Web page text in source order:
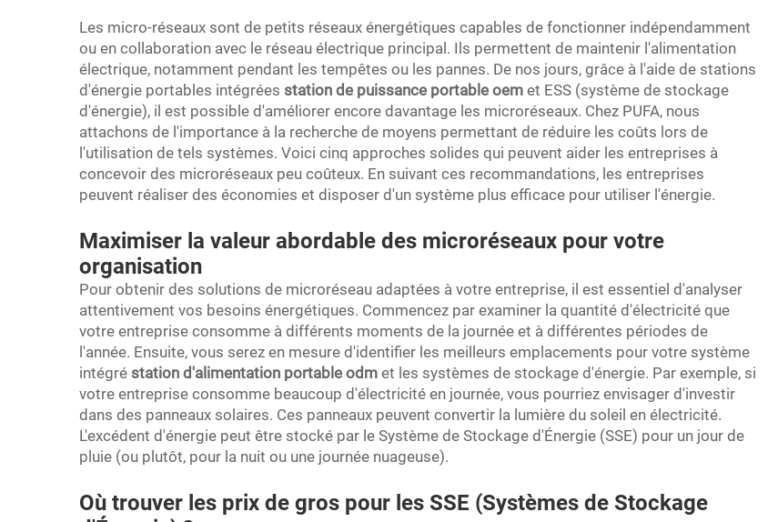
Les micro-réseaux sont de petits réseaux énergétiques capables de fonctionner indépendamment
ou en collaboration avec le réseau électrique principal. Ils permettent de maintenir l'alimentation
électrique, notamment pendant les tempêtes ou les pannes. De nos jours, grâce à l'aide de stations
d'énergie portables intégrées station de puissance portable oem et ESS (système de stockage
d'énergie), il est possible d'améliorer encore davantage les microréseaux. Chez PUFA, nous
attachons de l'importance à la recherche de moyens permettant de réduire les coûts lors de
l'utilisation de tels systèmes. Voici cinq approches solides qui peuvent aider les entreprises à
concevoir des microréseaux peu coûteux. En suivant ces recommandations, les entreprises
peuvent réaliser des économies et disposer d'un système plus efficace pour utiliser l'énergie.
Maximiser la valeur abordable des microréseaux pour votre
organisation
Pour obtenir des solutions de microréseau adaptées à votre entreprise, il est essentiel d'analyser
attentivement vos besoins énergétiques. Commencez par examiner la quantité d'électricité que
votre entreprise consomme à différents moments de la journée et à différentes périodes de
l'année. Ensuite, vous serez en mesure d'identifier les meilleurs emplacements pour votre système
intégré station d'alimentation portable odm et les systèmes de stockage d'énergie. Par exemple, si
votre entreprise consomme beaucoup d'électricité en journée, vous pourriez envisager d'investir
dans des panneaux solaires. Ces panneaux peuvent convertir la lumière du soleil en électricité.
L'excédent d'énergie peut être stocké par le Système de Stockage d'Énergie (SSE) pour un jour de
pluie (ou plutôt, pour la nuit ou une journée nuageuse).
Où trouver les prix de gros pour les SSE (Systèmes de Stockage